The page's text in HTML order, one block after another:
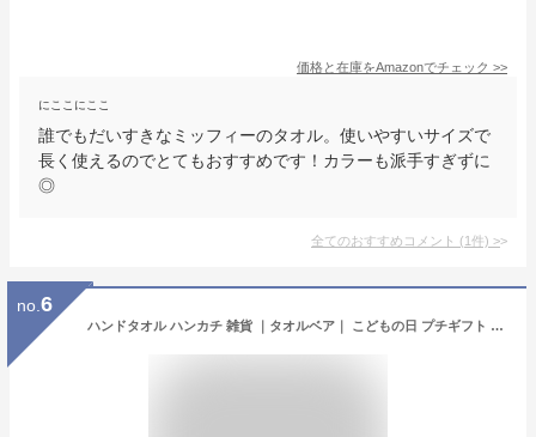
価格と在庫をAmazonでチェック >>
にここにここ
誰でもだいすきなミッフィーのタオル。使いやすいサイズで
長く使えるのでとてもおすすめです！カラーも派手すぎずに
◎
全てのおすすめコメント (1件) >
no. 6
ハンドタオル ハンカチ 雑貨 ｜タオルベア｜ こどもの日 プチギフト ギフト イベント 入園 こども 退職 お礼 ご挨拶 くま 動物 可愛い かわいい 職場 女性 子供 お配り お返し 結婚式 二次会 プレゼント 小学生 景品 卒園 ホワイトデー